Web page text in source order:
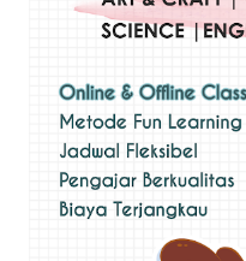
sapuan warna cat yang tebal.
pelukis untuk menghasilkan
bernilai tinggi. Ciri teknik plakat
warna yang kental dan tebal.
medianya Mem...